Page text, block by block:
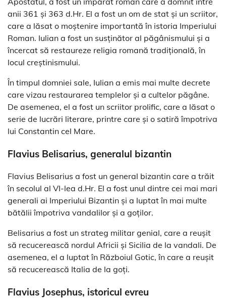
anii 361 și 363 d.Hr. El a fost un om de stat și un scriitor,
care a lăsat o moștenire importantă în istoria Imperiului
Roman. Iulian a fost un susținător al păgânismului și a
încercat să restaureze religia romană tradițională, în
locul creștinismului.
În timpul domniei sale, Iulian a emis mai multe decrete
care vizau restaurarea templelor și a cultelor păgâne.
De asemenea, el a fost un scriitor prolific, care a lăsat o
serie de lucrări literare, printre care și o satiră împotriva
lui Constantin cel Mare.
Flavius Belisarius, generalul bizantin
Flavius Belisarius a fost un general bizantin care a trăit
în secolul al VI-lea d.Hr. El a fost unul dintre cei mai mari
generali ai Imperiului Bizantin și a luptat în mai multe
bătălii împotriva vandalilor și a goților.
Belisarius a fost un strateg militar genial, care a reușit
să recucerească nordul Africii și Sicilia de la vandali. De
asemenea, el a luptat în Războiul Gotic, în care a reușit
să recucerească Italia de la goți.
Flavius Josephus, istoricul evreu